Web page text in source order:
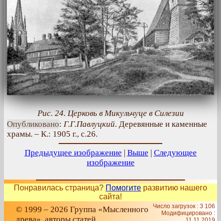
Рис. 24. Церковь в Микульчуце в Силезии
Опубликовано: Г.Г.Павлуцкий. Деревянные и каменные
храмы. – К.: 1905 г., с.26.
Предыдущее изображение | Выше | Следующее
изображение
Понравилась страница? Помогите развитию нашего
сайта!
© 1999 – 2026 Группа «Мысленного
Число загрузок : 3 106
Модифицировано :